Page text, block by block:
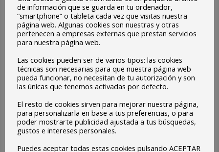
discursos: “Estamos hablando de paz, y de principios, de
justicia. Del derecho de todos a definir su propio futuro, de
la seguridad y del derecho de todos a vivir sin amenazas”.
Nunca olvidemos…
Hay muchas escuelas ucranianas en la plataforma
eTwinning.
La actividad consiste en la creación de un cartel de apoyo a
las escuelas embajadoras ucranianas y a todo el pueblo
ucraniano, desde las Escuelas Embajadoras. La hemos
difundido en nuestras redes sociales, para darle la mayor
de información que se guarda en tu ordenador,
“smartphone” o tableta cada vez que visitas nuestra
página web. Algunas cookies son nuestras y otras
pertenecen a empresas externas que prestan servicios
para nuestra página web.
Las cookies pueden ser de varios tipos: las cookies
técnicas son necesarias para que nuestra página web
pueda funcionar, no necesitan de tu autorización y son
las únicas que tenemos activadas por defecto.
El resto de cookies sirven para mejorar nuestra página,
para personalizarla en base a tus preferencias, o para
poder mostrarte publicidad ajustada a tus búsquedas,
gustos e intereses personales.
Puedes aceptar todas estas cookies pulsando ACEPTAR